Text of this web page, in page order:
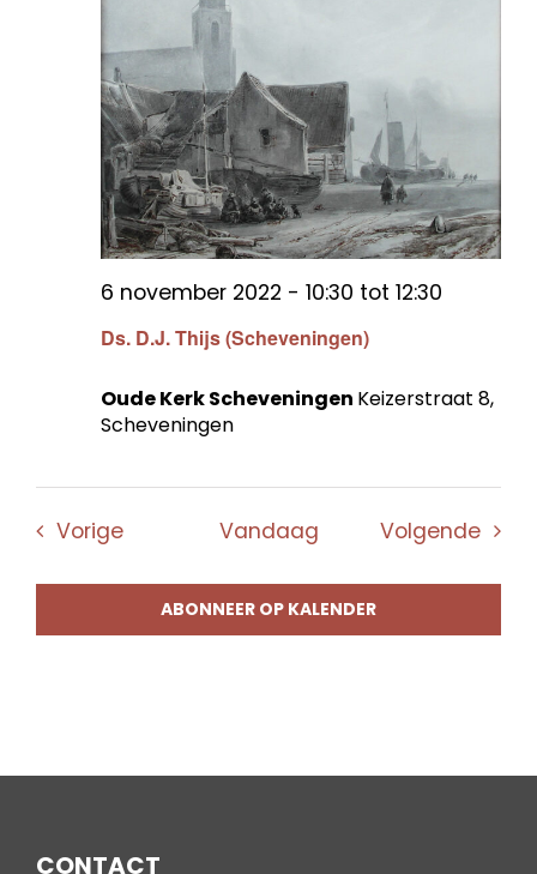
Ds. D.J. Thijs (Scheveningen)
6 november 2022 - 10:30 tot 12:30
Oude Kerk Scheveningen Keizerstraat 8,
Scheveningen
VorigeEvenementenVandaag Volgende
ABONNEER OP KALENDER
CONTACT